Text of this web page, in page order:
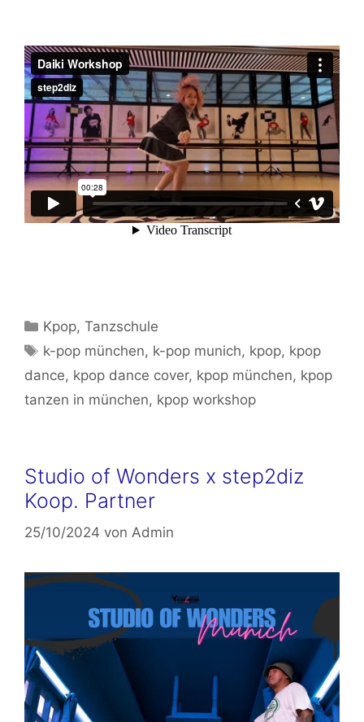
Kategorien
Kpop,Tanzschule
Schlagwörter
k-pop münchen, k-pop munich, kpop, kpop
dance, kpop dance cover, kpop münchen, kpop
tanzen in münchen, kpop workshop
Studio of Wonders x step2diz
Koop. Partner
25/10/2024 von Admin